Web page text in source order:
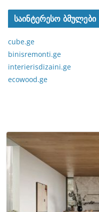
საინტერესო ბმულები
cube.ge
binisremonti.ge
interierisdizaini.ge
ecowood.ge